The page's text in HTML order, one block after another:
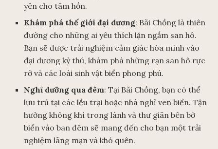
yên cho tâm hồn.
Khám phá thế giới đại dương: Bãi Chồng là thiên
đường cho những ai yêu thích lặn ngắm san hô.
Bạn sẽ được trải nghiệm cảm giác hòa mình vào
đại dương kỳ thú, khám phá những rạn san hô rực
rỡ và các loài sinh vật biển phong phú.
Nghỉ dưỡng qua đêm: Tại Bãi Chồng, bạn có thể
lưu trú tại các lều trại hoặc nhà nghỉ ven biển. Tận
hưởng không khí trong lành và thư giãn bên bờ
biển vào ban đêm sẽ mang đến cho bạn một trải
nghiệm lãng mạn và khó quên.